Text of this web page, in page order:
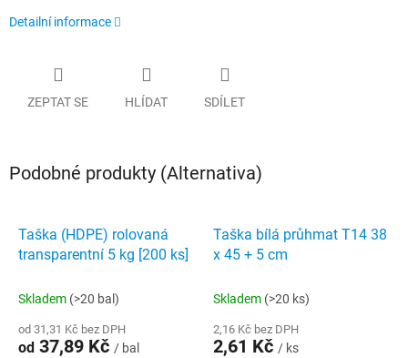
Detailní informace
ZEPTAT SE HLÍDAT SDÍLET
Podobné produkty (Alternativa)
Taška (HDPE) rolovaná
transparentní 5 kg [200 ks]
Skladem (>20 bal)
od 31,31 Kč bez DPH
od 37,89 Kč / bal
Taška bílá průhmat T14 38
x 45 + 5 cm
Skladem (>20 ks)
2,16 Kč bez DPH
2,61 Kč / ks